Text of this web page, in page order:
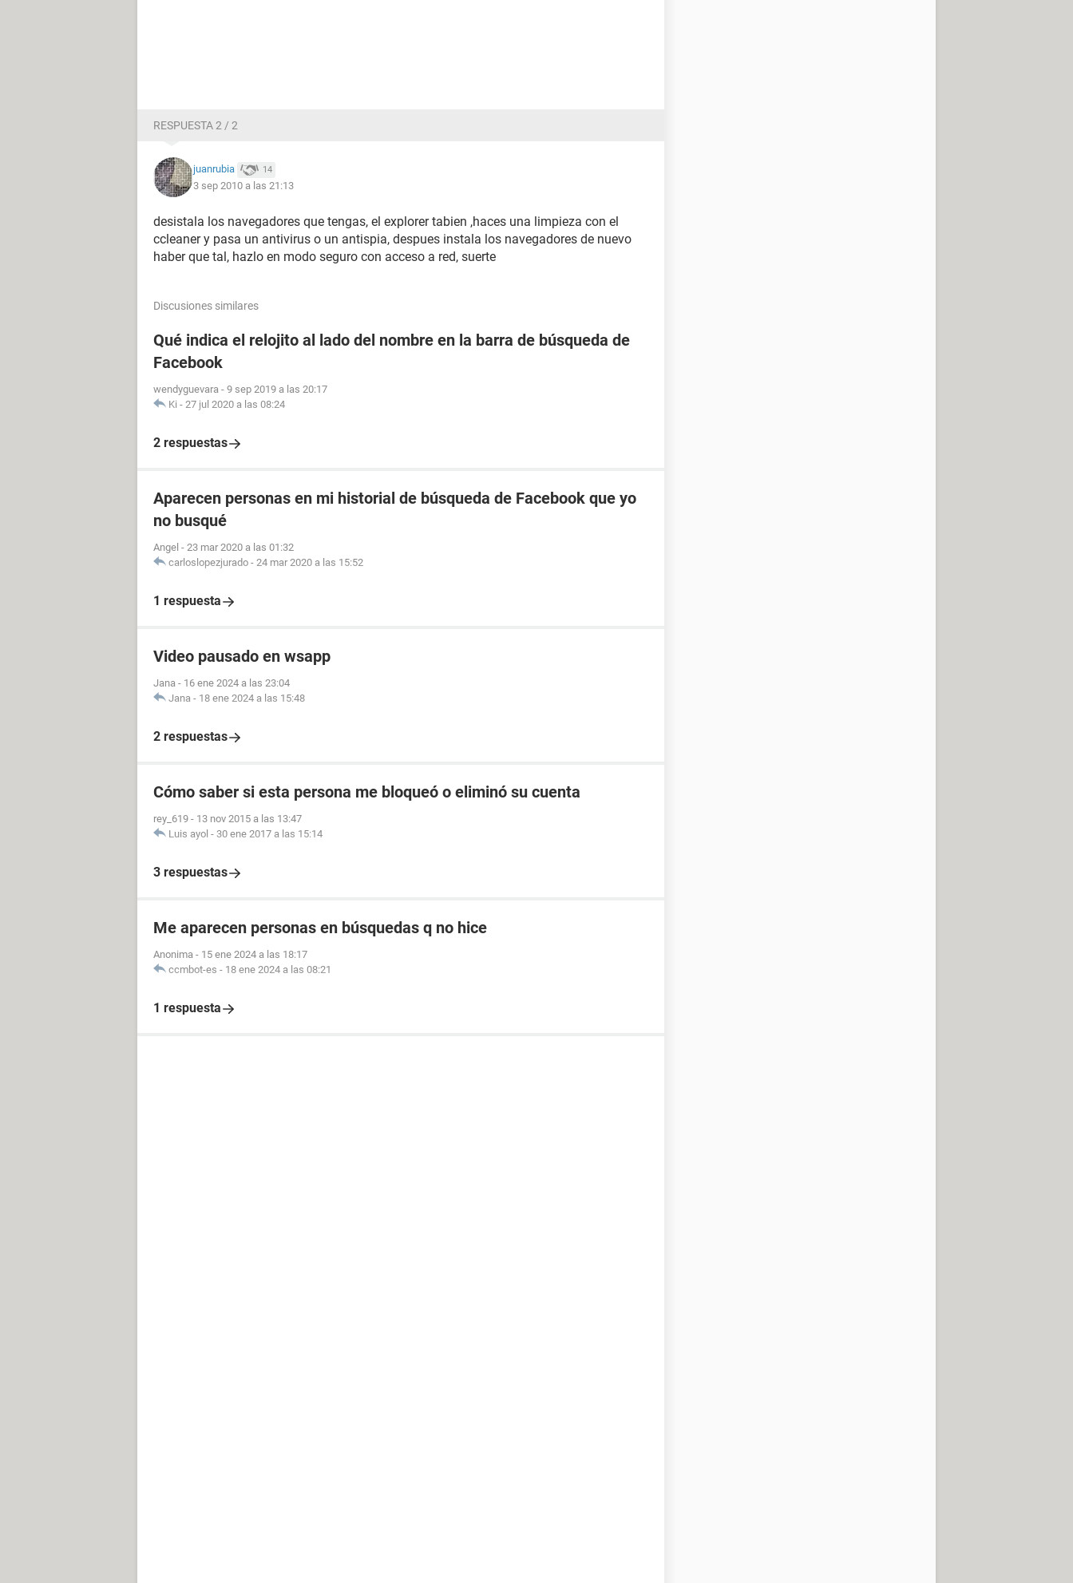
RESPUESTA 2 / 2
juanrubia 14
3 sep 2010 a las 21:13
desistala los navegadores que tengas, el explorer tabien ,haces una limpieza con el
ccleaner y pasa un antivirus o un antispia, despues instala los navegadores de nuevo
haber que tal, hazlo en modo seguro con acceso a red, suerte
Discusiones similares
Qué indica el relojito al lado del nombre en la barra de búsqueda de
Facebook
wendyguevara - 9 sep 2019 a las 20:17
Ki - 27 jul 2020 a las 08:24
2 respuestas
Aparecen personas en mi historial de búsqueda de Facebook que yo
no busqué
Angel - 23 mar 2020 a las 01:32
carloslopezjurado - 24 mar 2020 a las 15:52
1 respuesta
Video pausado en wsapp
Jana - 16 ene 2024 a las 23:04
Jana - 18 ene 2024 a las 15:48
2 respuestas
Cómo saber si esta persona me bloqueó o eliminó su cuenta
rey_619 - 13 nov 2015 a las 13:47
Luis ayol - 30 ene 2017 a las 15:14
3 respuestas
Me aparecen personas en búsquedas q no hice
Anonima - 15 ene 2024 a las 18:17
ccmbot-es - 18 ene 2024 a las 08:21
1 respuesta